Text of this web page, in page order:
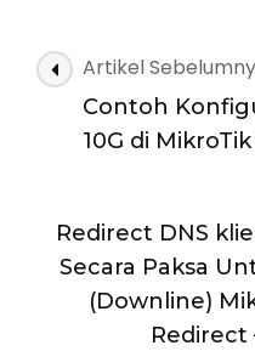
Navigasi
Artikel
Artikel
Contoh
10G di MikroTik
Redirect DNS
Secara Paksa
(Downline)
Redirect